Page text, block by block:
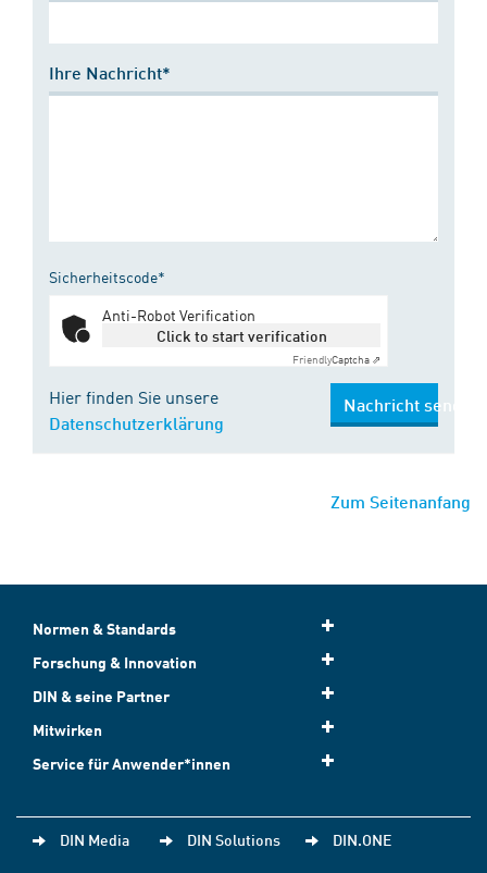
Ihre Nachricht*
Sicherheitscode*
Anti-Robot Verification
Click to start verification
FriendlyCaptcha ⇗
Hier finden Sie unsere
Datenschutzerklärung
Nachricht senden
Zum Seitenanfang
Normen & Standards
Forschung & Innovation
DIN & seine Partner
Mitwirken
Service für Anwender*innen
DIN Media DIN Solutions DIN.ONE